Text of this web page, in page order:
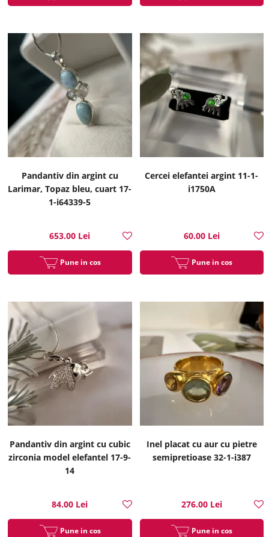
Pandantiv din argint cu
Larimar, Topaz bleu, cuart 17-
1-i64339-5
653.00 Lei
Pune in cos
Cercei elefantei argint 11-1-
i1750A
60.00 Lei
Pune in cos
Pandantiv din argint cu cubic
zirconia model elefantel 17-9-
14
84.00 Lei
Pune in cos
Inel placat cu aur cu pietre
semipretioase 32-1-i387
276.00 Lei
Pune in cos